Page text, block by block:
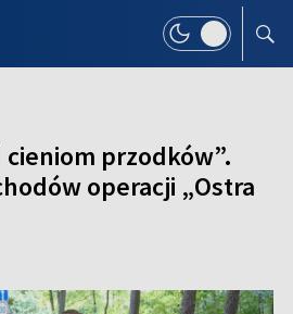
cieniom przodków”.
operacji „Ostra